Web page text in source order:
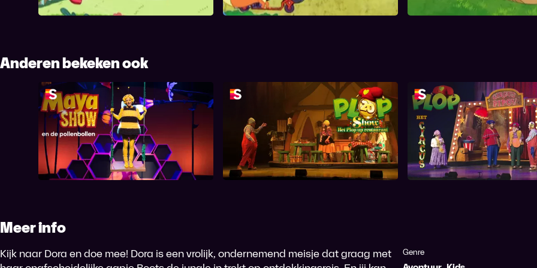
voordat Zwieber het doet.
Anderen bekeken ook
Maya & de Pollenbollen Het Plop-Up Restaurant Plop & het
Meer info
Kijk naar Dora en doe mee! Dora is een vrolijk, ondernemend meisje dat graag met
Genre